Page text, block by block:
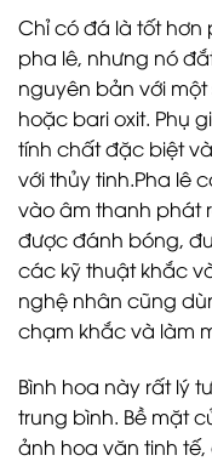
Chỉ có đá là tốt hơn
pha lê, nhưng nó
nguyên bản với một
hoặc bari oxit. Phụ
tính chất đặc biệt
với thủy tinh.Pha lê
vào âm thanh phát
được đánh bóng,
các kỹ thuật khắc
nghệ nhân cũng
chạm khắc và làm
Bình hoa này rất lý
trung bình. Bề mặt
ảnh hoa văn tinh